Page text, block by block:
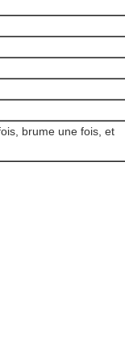
brume une fois, et